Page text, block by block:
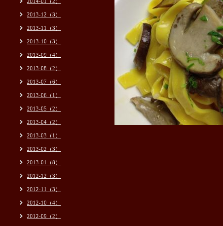
2013-12（3）
2013-11（3）
2013-10（3）
2013-09（4）
2013-08（2）
2013-07（6）
2013-06（1）
2013-05（2）
2013-04（2）
2013-03（1）
2013-02（3）
2013-01（8）
2012-12（3）
2012-11（3）
2012-10（4）
2012-09（2）